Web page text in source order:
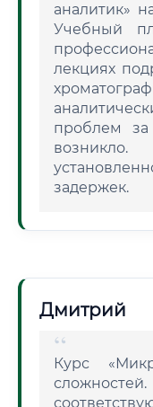
аналитик»
Учебный
лекциях
проблем
задержек.
Дмитрий
Курс